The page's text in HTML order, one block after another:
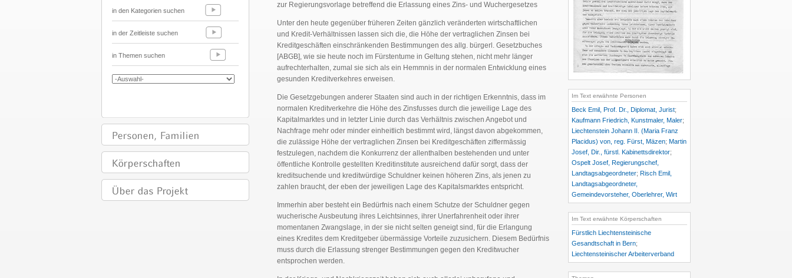
in den Kategorien suchen
in der Zeitleiste suchen
in Themen suchen
zur Regierungsvorlage betreffend die Erlassung eines Zins- und Wuchergesetzes
Unter den heute gegenüber früheren Zeiten gänzlich veränderten wirtschaftlichen
und Kredit-Verhältnissen lassen sich die, die Höhe der vertraglichen Zinsen bei
Kreditgeschäften einschränkenden Bestimmungen des allg. bürgerl. Gesetzbuches
[ABGB], wie sie heute noch im Fürstentume in Geltung stehen, nicht mehr länger
aufrechterhalten, zumal sie sich als ein Hemmnis in der normalen Entwicklung eines
gesunden Kreditverkehres erweisen.
Die Gesetzgebungen anderer Staaten sind auch in der richtigen Erkenntnis, dass im
normalen Kreditverkehre die Höhe des Zinsfusses durch die jeweilige Lage des
Kapitalmarktes und in letzter Linie durch das Verhältnis zwischen Angebot und
Nachfrage mehr oder minder einheitlich bestimmt wird, längst davon abgekommen,
die zulässige Höhe der vertraglichen Zinsen bei Kreditgeschäften ziffermässig
festzulegen, nachdem die Konkurrenz der allenthalben bestehenden und unter
öffentliche Kontrolle gestellten Kreditinstitute ausreichend dafür sorgt, dass der
kreditsuchende und kreditwürdige Schuldner keinen höheren Zins, als jenen zu
zahlen braucht, der eben der jeweiligen Lage des Kapitalsmarktes entspricht.
Immerhin aber besteht ein Bedürfnis nach einem Schutze der Schuldner gegen
wucherische Ausbeutung ihres Leichtsinnes, ihrer Unerfahrenheit oder ihrer
momentanen Zwangslage, in der sie nicht selten geneigt sind, für die Erlangung
eines Kredites dem Kreditgeber übermässige Vorteile zuzusichern. Diesem Bedürfnis
muss durch die Erlassung strenger Bestimmungen gegen den Kreditwucher
entsprochen werden.
Im Text erwähnte Personen
Beck Emil, Prof. Dr., Diplomat, Jurist;
Kaufmann Friedrich, Kunstmaler, Maler;
Liechtenstein Johann II. (Maria Franz
Placidus) von, reg. Fürst, Mäzen; Martin
Josef, Dir., fürstl. Kabinettsdirektor;
Ospelt Josef, Regierungschef,
Landtagsabgeordneter; Risch Emil,
Landtagsabgeordneter,
Gemeindevorsteher, Oberlehrer, Wirt
Im Text erwähnte Körperschaften
Fürstlich Liechtensteinische
Gesandtschaft in Bern;
Liechtensteinischer Arbeiterverband